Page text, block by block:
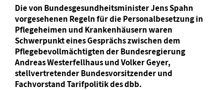
Die von Bundesgesundheitsminister Jens Spahn
vorgesehenen Regeln für die Personalbesetzung in
Pflegeheimen und Krankenhäusern waren
Schwerpunkt eines Gesprächs zwischen dem
Pflegebevollmächtigten der Bundesregierung
Andreas Westerfellhaus und Volker Geyer,
stellvertretender Bundesvorsitzender und
Fachvorstand Tarifpolitik des dbb.